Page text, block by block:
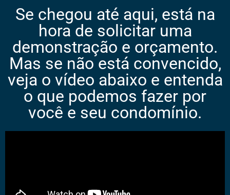
Se chegou até aqui, está na
hora de solicitar uma
demonstração e orçamento.
Mas se não está convencido,
veja o vídeo abaixo e entenda
o que podemos fazer por
você e seu condomínio.